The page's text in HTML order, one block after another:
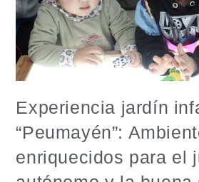
Experiencia jardín
“Peumayén”:
enriquecidos para el